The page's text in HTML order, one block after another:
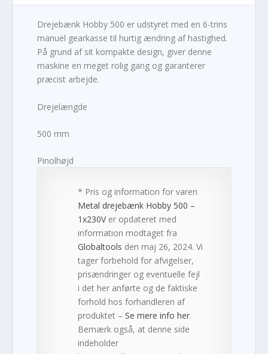
Drejebænk Hobby 500 er udstyret med en 6-trins
manuel gearkasse til hurtig ændring af hastighed.
På grund af sit kompakte design, giver denne
maskine en meget rolig gang og garanterer
præcist arbejde.
Drejelængde
500 mm
Pinolhøjd
* Pris og information for varen
Metal drejebænk Hobby 500 –
1x230Ver opdateret med
information modtaget fra
Globaltools den maj 26, 2024. Vi
tager forbehold for afvigelser,
prisændringer og eventuelle fejl
i det her anførte og de faktiske
forhold hos forhandleren af
produktet –Se mere info her.
Bemærk også, at denne side
indeholder